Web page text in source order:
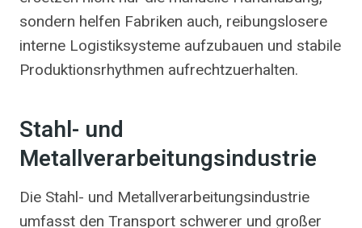
sondern helfen Fabriken auch, reibungslosere
interne Logistiksysteme aufzubauen und stabile
Produktionsrhythmen aufrechtzuerhalten.
Stahl- und
Metallverarbeitungsindustrie
Die Stahl- und Metallverarbeitungsindustrie
umfasst den Transport schwerer und großer